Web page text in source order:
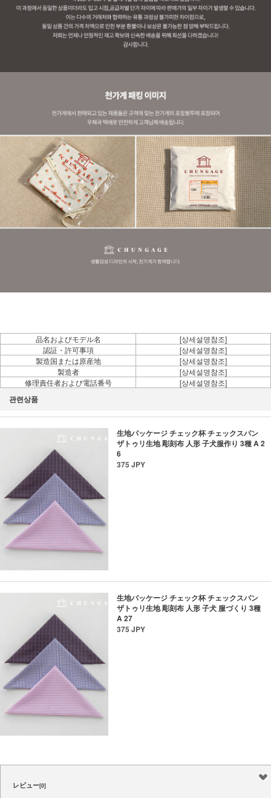
品名およびモデル名
[상세설명참조]
認証・許可事項
[상세설명참조]
製造国または原産地
[상세설명참조]
製造者
[상세설명참조]
修理責任者および電話番号
[상세설명참조]
관련상품
生地パッケージ チェック杯 チェックスパン
ザトゥリ生地 彫刻布 人形 子犬服作り 3種 A 2
6
375 JPY
生地パッケージ チェック杯 チェックスパン
ザトゥリ生地 彫刻布 人形 子犬 服づくり 3種
A 27
375 JPY
レビュー[0]